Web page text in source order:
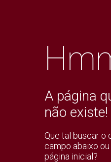
A página
não existe!
Que tal buscar o
campo abaixo
página inicial?